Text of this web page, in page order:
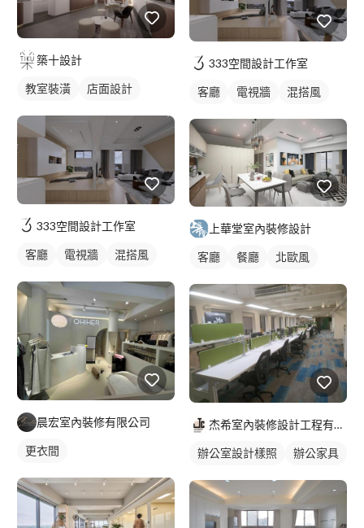
築十設計
教室裝潢 店面設計
333空間設計工作室
客廳 電視牆 混搭風
晨宏室內裝修有限公司
更衣間
333空間設計工作室
客廳 電視牆 混搭風
上華堂室內裝修設計
客廳 餐廳 北歐風
杰希室內裝修設計工程有限公司
辦公室設計樣照 辦公家具